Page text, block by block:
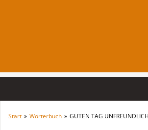
Start » Wörterbuch » GUTEN TAG UNFREUNDLICH